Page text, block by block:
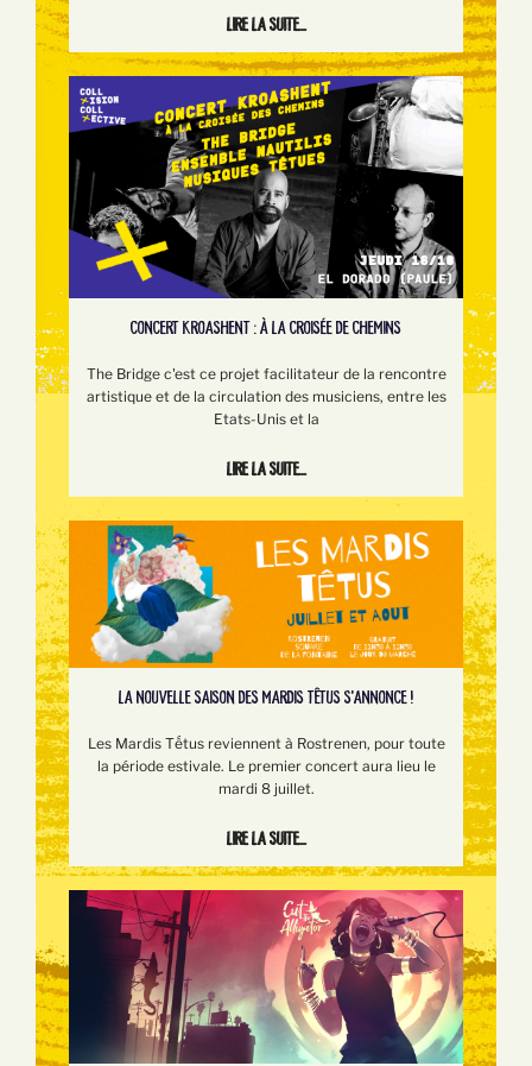
Lire la suite...
CONCERT KROASHENT : À LA CROISÉE DE CHEMINS
The Bridge c'est ce projet facilitateur de la rencontre
artistique et de la circulation des musiciens, entre les
Etats-Unis et la
Lire la suite...
LA NOUVELLE SAISON DES MARDIS TÊTUS S'ANNONCE !
Les Mardis Tếtus reviennent à Rostrenen, pour toute
la période estivale. Le premier concert aura lieu le
mardi 8 juillet.
Lire la suite...